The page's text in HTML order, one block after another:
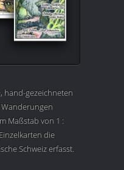
hand-gezeichneten
Maßstab von 1 :
die
Schweiz erfasst.